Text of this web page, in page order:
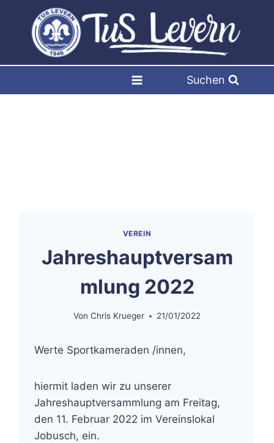
springen
Suchen
VEREIN
Jahreshauptversam
mlung 2022
Von Chris Krueger 21/01/2022
Werte Sportkameraden /innen,
hiermit laden wir zu unserer
Jahreshauptversammlung am Freitag,
den 11. Februar 2022 im Vereinslokal
Jobusch, ein.